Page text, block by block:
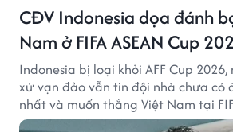
CĐV Indonesia dọa đánh
Nam ở FIFA ASEAN Cup
Indonesia bị loại khỏi AFF Cup
xứ vạn đảo vẫn tin đội nhà chưa có
nhất và muốn thắng Việt Nam tại
2026.